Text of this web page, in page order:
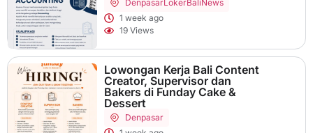
DenpasarLokerBaliNews
1 week ago
19 Views
Lowongan Kerja Bali Content
Creator, Supervisor dan
Bakers di Funday Cake &
Dessert
Denpasar